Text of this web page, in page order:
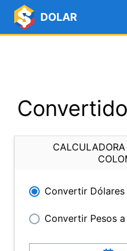
DOLAR
Convertir Dólares
Convertir Pesos